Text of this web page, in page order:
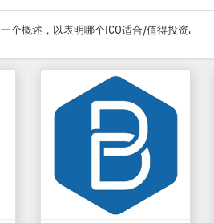
个概述，以表明哪个ICO适合/值得投资.